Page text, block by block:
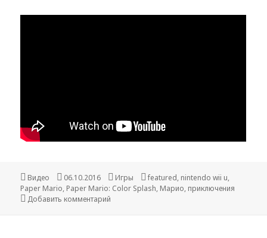
Формат
Видео Опубликовано
06.10.2016 Рубрики
Игры Метки
featured, nintendo wii u,
Paper Mario, Paper Mario: Color Splash, Марио, приключения
Добавить комментарий